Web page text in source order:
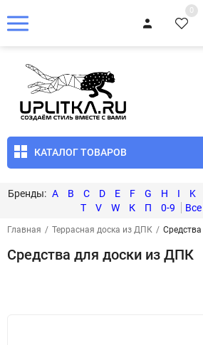
0
КАТАЛОГ ТОВАРОВ
A B C D E F G H I K
T
V W К П 0-9
Главная / Террасная доска из ДПК /
Средства для доски из ДПК